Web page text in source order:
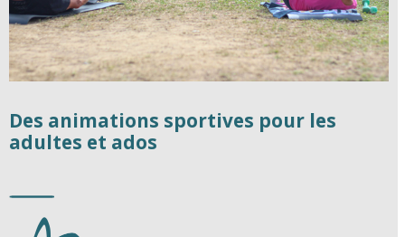
Des animations sportives pour les
adultes et ados